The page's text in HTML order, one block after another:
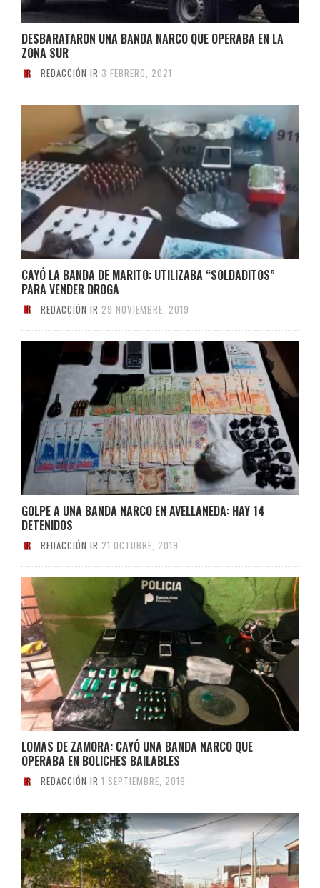
DESBARATARON UNA BANDA NARCO QUE OPERABA EN LA
ZONA SUR
REDACCIÓN IR 3 FEBRERO, 2021
CAYÓ LA BANDA DE MARITO: UTILIZABA “SOLDADITOS”
PARA VENDER DROGA
REDACCIÓN IR 29 NOVIEMBRE, 2019
GOLPE A UNA BANDA NARCO EN AVELLANEDA: HAY 14
DETENIDOS
REDACCIÓN IR 21 OCTUBRE, 2019
LOMAS DE ZAMORA: CAYÓ UNA BANDA NARCO QUE
OPERABA EN BOLICHES BAILABLES
REDACCIÓN IR 1 SEPTIEMBRE, 2019